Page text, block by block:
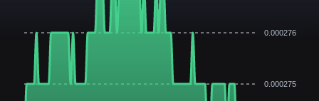
0.000276
0.000275